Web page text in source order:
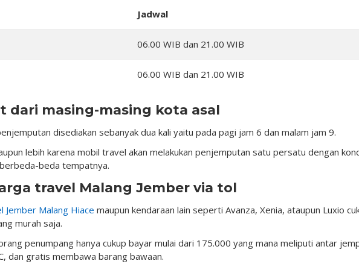
Jadwal
06.00 WIB dan 21.00 WIB
06.00 WIB dan 21.00 WIB
dari masing-masing kota asal
disediakan sebanyak dua kali yaitu pada pagi jam 6 dan malam jam 9.
lebih karena mobil travel akan melakukan penjemputan satu persatu dengan
beda tempatnya.
travel Malang Jember via tol
Jember Malang Hiace maupun kendaraan lain seperti Avanza, Xenia, ataupun Luxio
murah saja.
penumpang hanya cukup bayar mulai dari 175.000 yang mana meliputi antar
dan gratis membawa barang bawaan.